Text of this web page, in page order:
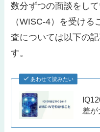
数分ずつの面談をし
（WISC-4）を受け
査については以下の
す。
あわせて読みたい
差